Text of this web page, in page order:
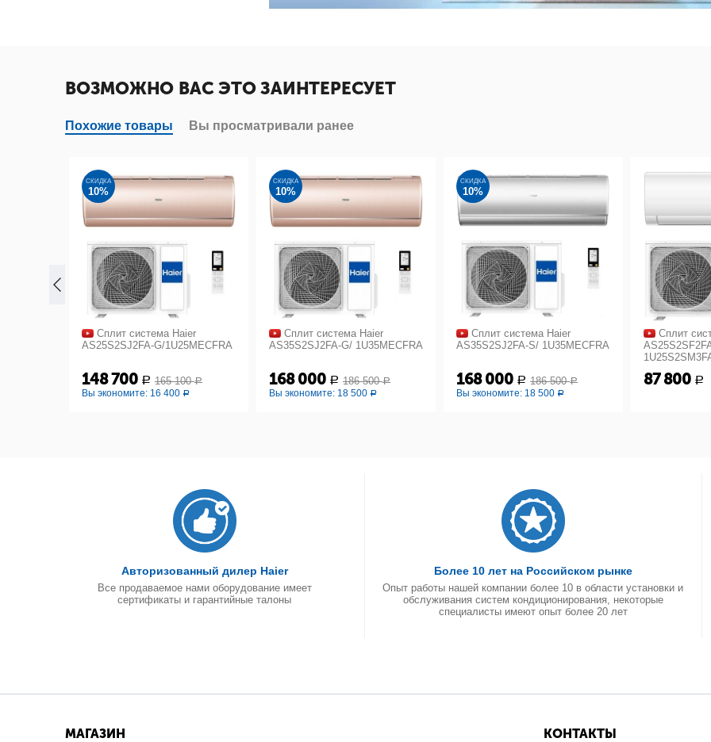
ВОЗМОЖНО ВАС ЭТО ЗАИНТЕРЕСУЕТ
Похожие товары Вы просматривали ранее
СКИДКА
10%
Сплит система Haier
AS25S2SJ2FA-G/1U25MECFRA
148 700 Р 165 100 Р
Вы экономите: 16 400 Р
СКИДКА
10%
Сплит система Haier
AS35S2SJ2FA-G/ 1U35MECFRA
168 000 Р 186 500 Р
Вы экономите: 18 500 Р
СКИДКА
10%
Сплит система Haier
AS35S2SJ2FA-S/ 1U35MECFRA
168 000 Р 186 500 Р
Вы экономите: 18 500 Р
Сплит
87 800 Р
Авторизованный дилер Haier
Все продаваемое нами оборудование имеет
сертификаты и гарантийные талоны
Более 10 лет на Российском рынке
Опыт работы нашей компании более 10 в области установки и
обслуживания систем кондиционирования, некоторые
специалисты имеют опыт более 20 лет
МАГАЗИН КОНТАКТЫ